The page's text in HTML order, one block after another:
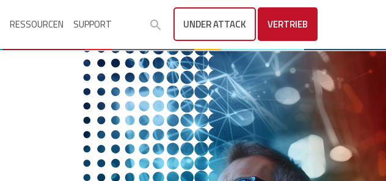
RESSOURCEN SUPPORT UNDER ATTACK VERTRIEB